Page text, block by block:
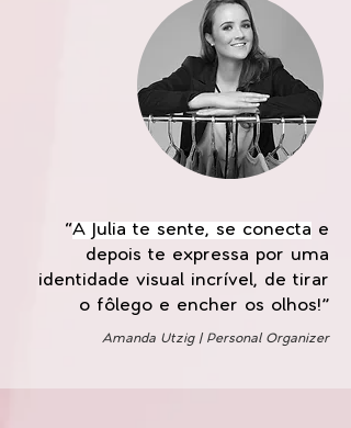
“A Julia te sente, se conecta e
depois te expressa por uma
identidade visual incrível, de tirar
o fôlego e encher os olhos!”
Amanda Utzig | Personal Organizer